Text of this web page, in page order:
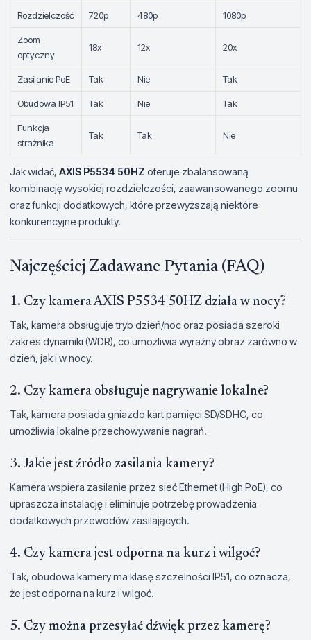
Rozdzielczość 720p 480p 1080p
Zoom
optyczny
18x 12x 20x
Zasilanie PoE Tak Nie Tak
Obudowa IP51 Tak Nie Tak
Funkcja
strażnika
Tak Tak Nie
Jak widać, AXIS P5534 50HZ oferuje zbalansowaną
kombinację wysokiej rozdzielczości, zaawansowanego zoomu
oraz funkcji dodatkowych, które przewyższają niektóre
konkurencyjne produkty.
Najczęściej Zadawane Pytania (FAQ)
1. Czy kamera AXIS P5534 50HZ działa w nocy?
Tak, kamera obsługuje tryb dzień/noc oraz posiada szeroki
zakres dynamiki (WDR), co umożliwia wyraźny obraz zarówno w
dzień, jak i w nocy.
2. Czy kamera obsługuje nagrywanie lokalne?
Tak, kamera posiada gniazdo kart pamięci SD/SDHC, co
umożliwia lokalne przechowywanie nagrań.
3. Jakie jest źródło zasilania kamery?
Kamera wspiera zasilanie przez sieć Ethernet (High PoE), co
upraszcza instalację i eliminuje potrzebę prowadzenia
dodatkowych przewodów zasilających.
4. Czy kamera jest odporna na kurz i wilgoć?
Tak, obudowa kamery ma klasę szczelności IP51, co oznacza,
że jest odporna na kurz i wilgoć.
5. Czy można przesyłać dźwięk przez kamerę?